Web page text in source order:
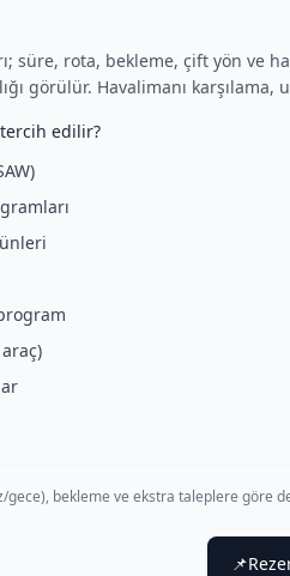
süre, rota, bekleme, çift yön ve
görülür. Havalimanı
edilir?
gece), bekleme ve ekstra taleplere göre
📌